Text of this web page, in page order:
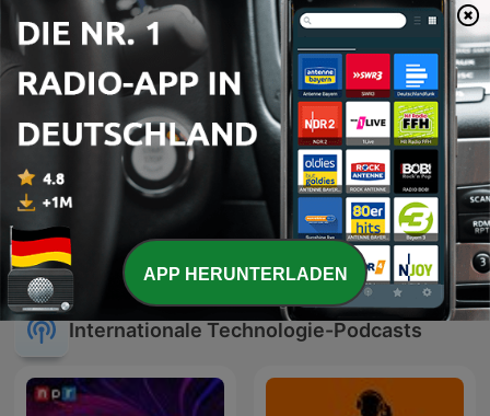
Webentwicklung und
Unternehmenskultur
Internationale Technologie-Podcasts
APP HERUNTERLADEN